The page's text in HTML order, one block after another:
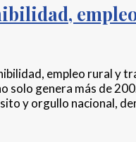
empleo rural y
genera más de
y orgullo nacional,